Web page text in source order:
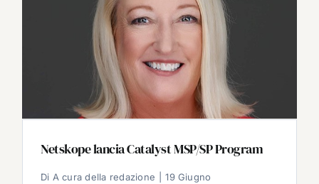
Netskope lancia Catalyst MSP/SP Program
Di A cura della redazione
19 Giugno